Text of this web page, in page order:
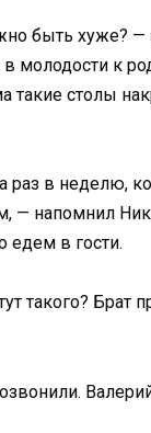
быть хуже? —
молодости к
такие столы
раз в неделю,
— напомнил
едем в гости.
такого? Брат